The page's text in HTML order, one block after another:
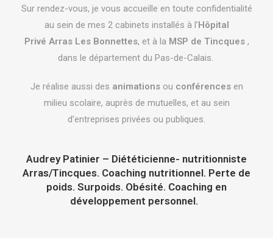
Sur rendez-vous, je vous accueille en toute confidentialité
au sein de mes 2 cabinets installés à l’Hôpital
Privé Arras Les Bonnettes, et à la MSP de Tincques ,
dans le département du Pas-de-Calais.
Je réalise aussi des animationsou conférencesen
milieu scolaire, auprès de mutuelles, et au sein
d’entreprises privées ou publiques.
Audrey Patinier – Diététicienne- nutritionniste
Arras/Tincques. Coaching nutritionnel. Perte de
poids. Surpoids. Obésité. Coaching en
développement personnel.